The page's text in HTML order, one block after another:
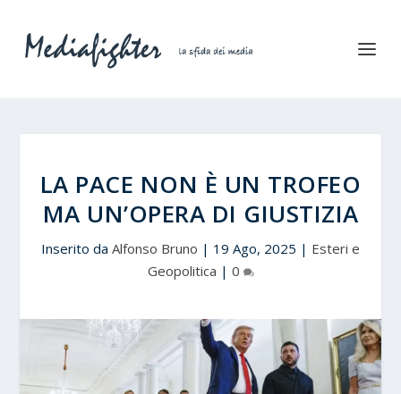
LA PACE NON È UN TROFEO
MA UN’OPERA DI GIUSTIZIA
Inserito da Alfonso Bruno | 19 Ago, 2025 | Esteri e
Geopolitica | 0